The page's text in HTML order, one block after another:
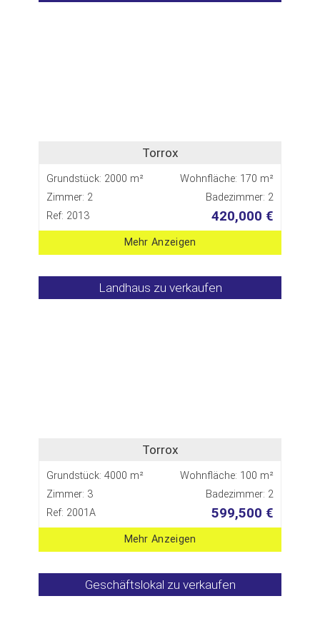
Torrox
Grundstück: 2000 m²
Wohnfläche: 170 m²
Zimmer: 2
Badezimmer: 2
Ref: 2013
420,000 €
Mehr Anzeigen
Landhaus zu verkaufen
Torrox
Grundstück: 4000 m²
Wohnfläche: 100 m²
Zimmer: 3
Badezimmer: 2
Ref: 2001A
599,500 €
Mehr Anzeigen
Geschäftslokal zu verkaufen